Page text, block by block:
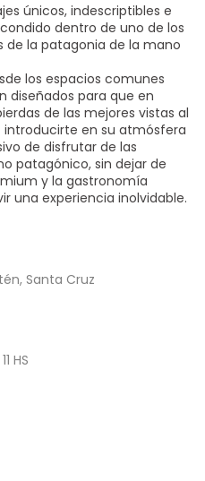
únicos, indescriptibles e
dentro de uno de los
la patagonia de la mano
los espacios comunes
diseñados para que en
de las mejores vistas al
en su atmósfera
de disfrutar de las
patagónico, sin dejar de
y la gastronomía
una experiencia inolvidable.
Santa Cruz
HS